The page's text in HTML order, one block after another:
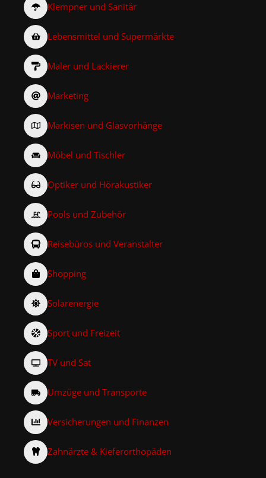
Klempner und Sanitär
Lebensmittel und Supermärkte
Maler und Lackierer
Marketing
Markisen und Glasvorhänge
Möbel und Tischler
Optiker und Hörakustiker
Pools und Zubehör
Reisebüros und Veranstalter
Shopping
Solarenergie
Sport und Freizeit
TV und Sat
Umzüge und Transporte
Versicherungen und Finanzen
Zahnärzte & Kieferorthopäden